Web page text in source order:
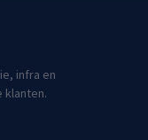
infra en
klanten.